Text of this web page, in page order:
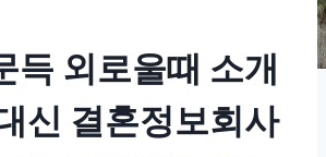
득 외로울때 소개
신 결혼정보회사